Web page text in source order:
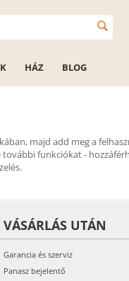
HÁZ BLOG
majd add meg a
funkciókat -
VÁSÁRLÁS UTÁN
Garancia és szerviz
Panasz bejelentő